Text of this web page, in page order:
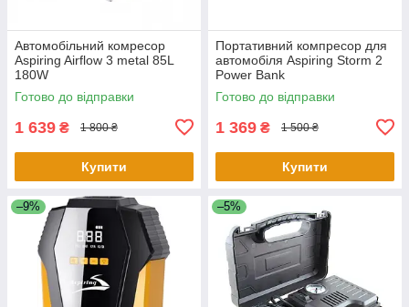
Автомобільний комресор
Aspiring Airflow 3 metal 85L
180W
Готово до відправки
1 639 ₴ 1 800 ₴
Купити
Портативний компресор для
автомобіля Aspiring Storm 2
Power Bank
Готово до відправки
1 369 ₴ 1 500 ₴
Купити
–9% –5%